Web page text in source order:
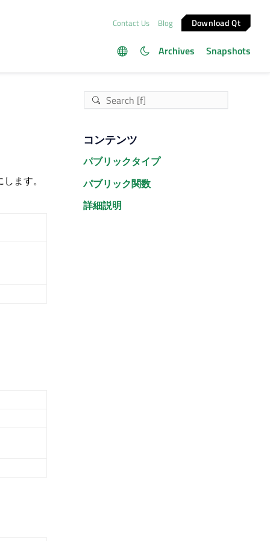
Contact Us Blog Download Qt
Archives Snapshots
ます。
コンテンツ
パブリックタイプ
パブリック関数
詳細説明